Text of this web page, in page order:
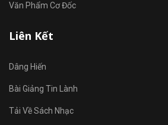
Văn Phẩm Cơ Đốc
Liên Kết
Dâng Hiến
Bài Giảng Tin Lành
Tải Về Sách Nhạc